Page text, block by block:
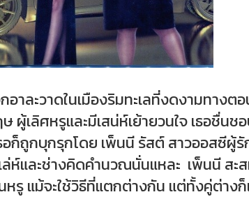
าละวาดในเมืองริมทะเลที่งดงามทางต
ผู้เลิศหรูและมีเสน่ห์เย้ายวนใจ เธอชื่น
อก็ถูกบุกรุกโดย เพ็นนี รัสต์ สาวออสซีผู้
ล่ห์และช่างคิดคำนวณนั่นแหละ เพ็นนี สะ
หรู แม้จะใช้วิธีที่แตกต่างกัน แต่ทั้งคู่ต่า